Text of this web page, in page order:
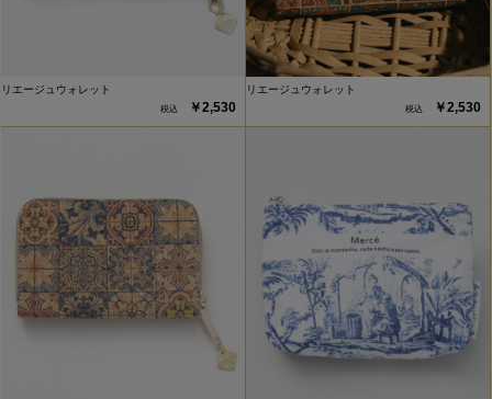
リエージュウォレット
￥2,530
リエージュウォレット
￥2,530